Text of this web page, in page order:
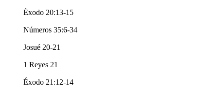
Éxodo 20:13-15
Números 35:6-34
Josué 20-21
1 Reyes 21
Éxodo 21:12-14